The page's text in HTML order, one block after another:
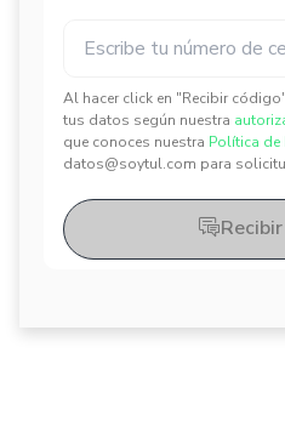
Al hacer click en "Recibir
tus datos según nuestra
que conoces nuestra Política de
datos@soytul.com para